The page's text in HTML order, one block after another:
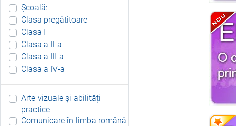
Școală:
Clasa pregătitoare
Clasa I
Clasa a II-a
Clasa a III-a
Clasa a IV-a
Arte vizuale și abilități
practice
Comunicare în limba română